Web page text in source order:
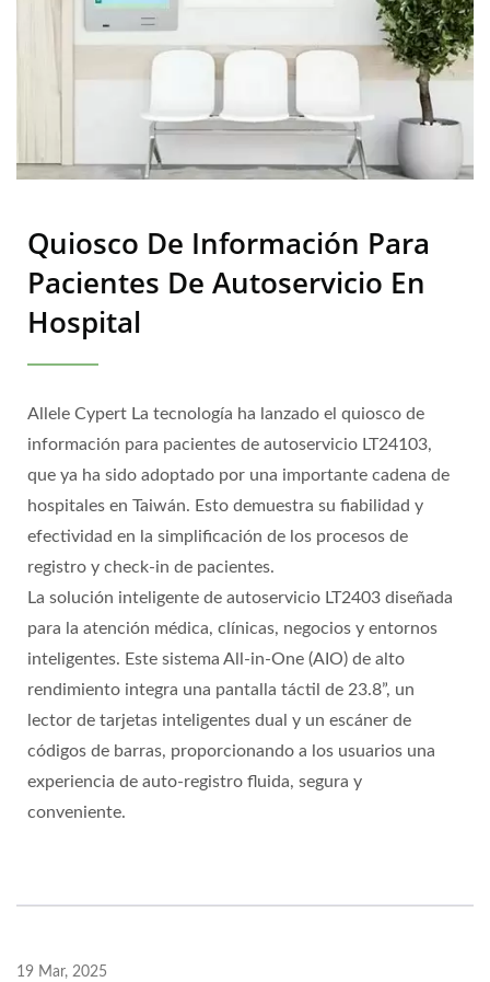
Quiosco De Información Para
Pacientes De Autoservicio En
Hospital
Allele Cypert La tecnología ha lanzado el quiosco de
información para pacientes de autoservicio LT24103,
que ya ha sido adoptado por una importante cadena de
hospitales en Taiwán. Esto demuestra su fiabilidad y
efectividad en la simplificación de los procesos de
registro y check-in de pacientes.
La solución inteligente de autoservicio LT2403 diseñada
para la atención médica, clínicas, negocios y entornos
inteligentes. Este sistema All-in-One (AIO) de alto
rendimiento integra una pantalla táctil de 23.8”, un
lector de tarjetas inteligentes dual y un escáner de
códigos de barras, proporcionando a los usuarios una
experiencia de auto-registro fluida, segura y
conveniente.
19 Mar, 2025